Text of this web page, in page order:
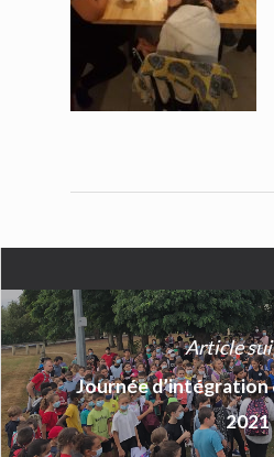
Article
Journée d’intégration
2021